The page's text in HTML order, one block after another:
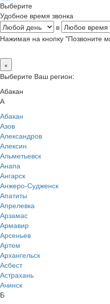
Выберите
Удобное время звонка
в
Нажимая на кнопку "Позвоните
×
Выберите Ваш регион:
Абакан
А
Абакан
Азов
Александров
Алексин
Альметьевск
Анапа
Ангарск
Анжеро-Судженск
Апатиты
Апрелевка
Арзамас
Армавир
Арсеньев
Артем
Архангельск
Асбест
Астрахань
Ачинск
Б